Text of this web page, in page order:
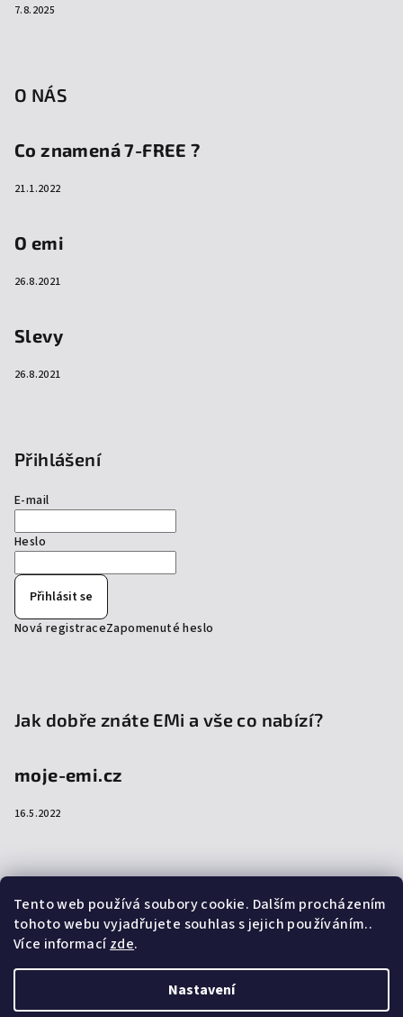
Tento web používá soubory cookie. Dalším procházením
tohoto webu vyjadřujete souhlas s jejich používáním..
Více informacízde.
Nastavení
7.8.2025
O NÁS
Co znamená 7-FREE ?
21.1.2022
O emi
26.8.2021
Slevy
26.8.2021
Přihlášení
E-mail
Heslo
Přihlásit se
Nová registraceZapomenuté heslo
Jak dobře znáte EMi a vše co nabízí?
moje-emi.cz
16.5.2022
Přijímáme online platby